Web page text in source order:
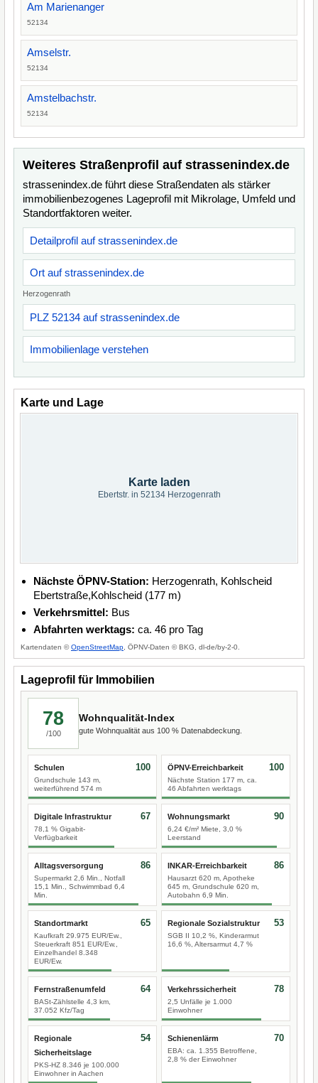
Am Marienanger
52134
Amselstr.
52134
Amstelbachstr.
52134
Weiteres Straßenprofil auf strassenindex.de
strassenindex.de führt diese Straßendaten als stärker
immobilienbezogenes Lageprofil mit Mikrolage, Umfeld und
Standortfaktoren weiter.
Detailprofil auf strassenindex.de
Ort auf strassenindex.de
Herzogenrath
PLZ 52134 auf strassenindex.de
Immobilienlage verstehen
Karte und Lage
Karte laden
Ebertstr. in 52134 Herzogenrath
Nächste ÖPNV-Station: Herzogenrath, Kohlscheid
Ebertstraße,Kohlscheid (177 m)
Verkehrsmittel: Bus
Abfahrten werktags: ca. 46 pro Tag
Kartendaten ©OpenStreetMap , ÖPNV-Daten © BKG, dl-de/by-2-0.
Lageprofil für Immobilien
78
/100
Wohnqualität-Index
gute Wohnqualität aus 100 % Datenabdeckung.
Schulen
Grundschule 143 m,
weiterführend 574 m
100 ÖPNV-Erreichbarkeit
Nächste Station 177 m, ca.
46 Abfahrten werktags
100
Digitale Infrastruktur
78,1 % Gigabit-
Verfügbarkeit
67 Wohnungsmarkt
6,24 €/m² Miete, 3,0 %
Leerstand
90
Alltagsversorgung
Supermarkt 2,6 Min., Notfall
15,1 Min., Schwimmbad 6,4
Min.
86 INKAR-Erreichbarkeit
Hausarzt 620 m, Apotheke
645 m, Grundschule 620 m,
Autobahn 6,9 Min.
86
Standortmarkt
Kaufkraft 29.975 EUR/Ew.,
Steuerkraft 851 EUR/Ew.,
Einzelhandel 8.348
EUR/Ew.
65 Regionale Sozialstruktur
SGB II 10,2 %, Kinderarmut
16,6 %, Altersarmut 4,7 %
53
Fernstraßenumfeld
BASt-Zählstelle 4,3 km,
37.052 Kfz/Tag
64 Verkehrssicherheit
2,5 Unfälle je 1.000
Einwohner
78
Regionale
Sicherheitslage
PKS-HZ 8.346 je 100.000
Einwohner in Aachen
54 Schienenlärm
EBA: ca. 1.355 Betroffene,
2,8 % der Einwohner
70